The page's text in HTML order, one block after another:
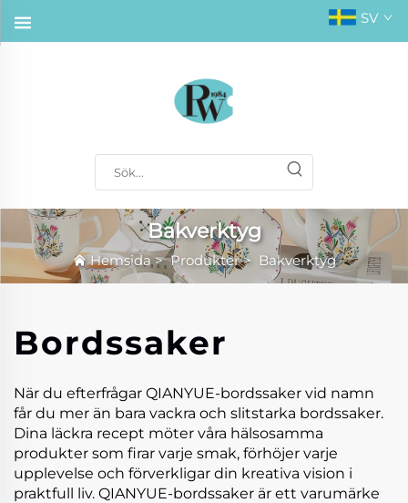
SV
Bakverktyg
Hemsida>Produkter> Bakverktyg
Bordssaker
När du efterfrågar QIANYUE-bordssaker vid namn
får du mer än bara vackra och slitstarka bordssaker.
Dina läckra recept möter våra hälsosamma
produkter som firar varje smak, förhöjer varje
upplevelse och förverkligar din kreativa vision i
praktfull liv. QIANYUE-bordssaker är ett varumärke